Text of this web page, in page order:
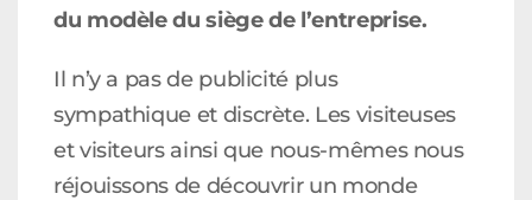
du modèle du siège de l’entreprise.
Il n’y a pas de publicité plus
sympathique et discrète. Les visiteuses
et visiteurs ainsi que nous-mêmes nous
réjouissons de découvrir un monde